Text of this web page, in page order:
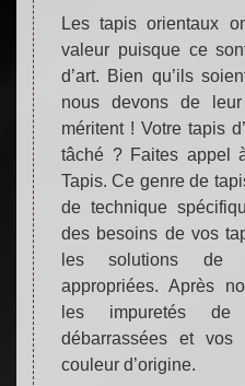
Les tapis orientaux
valeur puisque ce
d’art. Bien qu’ils
nous devons de
méritent ! Votre tapis
tâché ? Faites appel
Tapis. Ce genre de
de technique
des besoins de vos
les solutions de
appropriées. Après
les impuretés
débarrassées et vos
couleur d’origine.